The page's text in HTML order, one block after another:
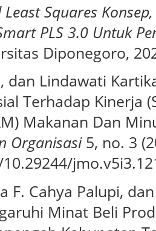
Squares
PLS 3.0 Untuk
Diponegoro,
dan Lindawati
Terhadap Kinerja
Makanan Dan
Organisasi5, no. 3
F. Cahya Palupi,
Minat Beli